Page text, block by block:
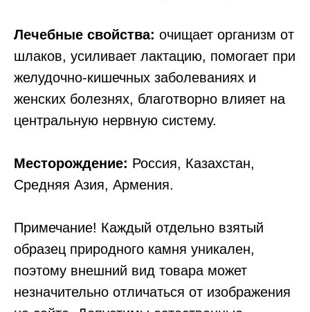
Лечебные свойства: очищает организм от
шлаков, усиливает лактацию, помогает при
желудочно-кишечных заболеваниях и
женских болезнях, благотворно влияет на
центральную нервную систему.
Месторождение: Россия, Казахстан,
Средняя Азия, Армения.
Примечание! Каждый отдельно взятый
образец природного камня уникален,
поэтому внешний вид товара может
незначительно отличаться от изображения